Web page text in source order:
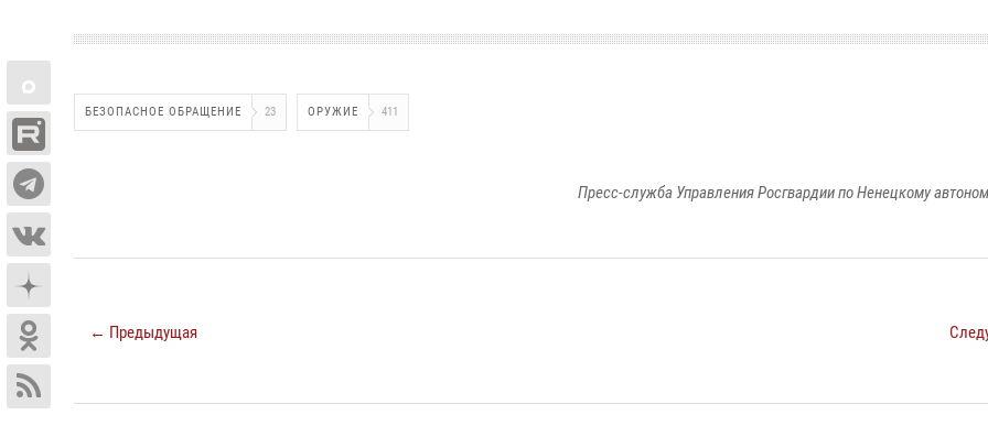
БЕЗОПАСНОЕ ОБРАЩЕНИЕ 23 ОРУЖИЕ 411
Пресс-служба Управления Росгвардии по Ненецкому
← Предыдущая